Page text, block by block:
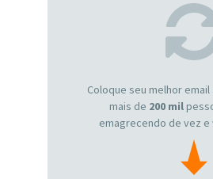
Coloque seu melhor
mais de 200 mil
emagrecendo de vez e